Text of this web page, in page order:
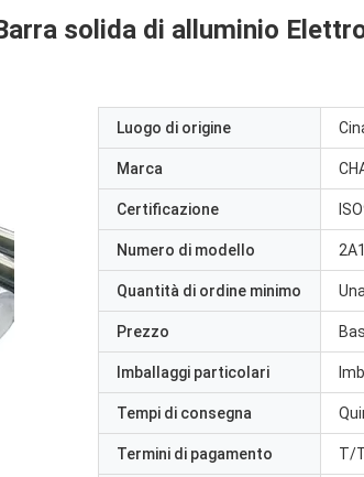
solida di alluminio
Luogo di origine
Marca
Certificazione
Numero di modello
Quantità di ordine minimo
Prezzo
Imballaggi particolari
Tempi di consegna
Termini di pagamento T/